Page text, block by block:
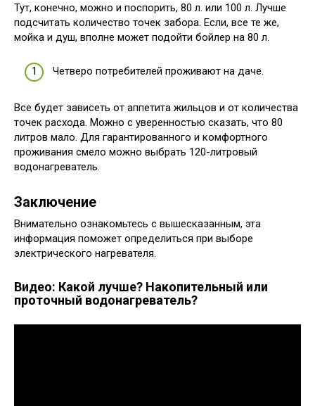
Тут, конечно, можно и поспорить, 80 л. или 100 л. Лучше
подсчитать количество точек забора. Если, все те же,
мойка и душ, вполне может подойти бойлер на 80 л.
Четверо потребителей проживают на даче.
Все будет зависеть от аппетита жильцов и от количества
точек расхода. Можно с уверенностью сказать, что 80
литров мало. Для гарантированного и комфортного
проживания смело можно выбрать 120-литровый
водонагреватель.
Заключение
Внимательно ознакомьтесь с вышесказанным, эта
информация поможет определиться при выборе
электрического нагревателя.
Видео: Какой лучше? Накопительный или
проточный водонагреватель?